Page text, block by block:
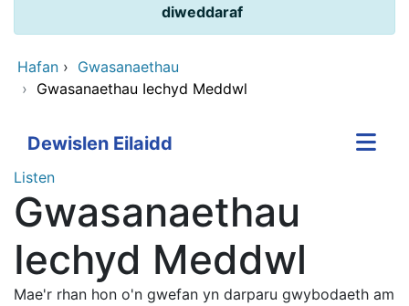
diweddaraf
Hafan › Gwasanaethau
› Gwasanaethau Iechyd Meddwl
Dewislen Eilaidd
Listen
Gwasanaethau
Iechyd Meddwl
Mae'r rhan hon o'n gwefan yn darparu gwybodaeth am